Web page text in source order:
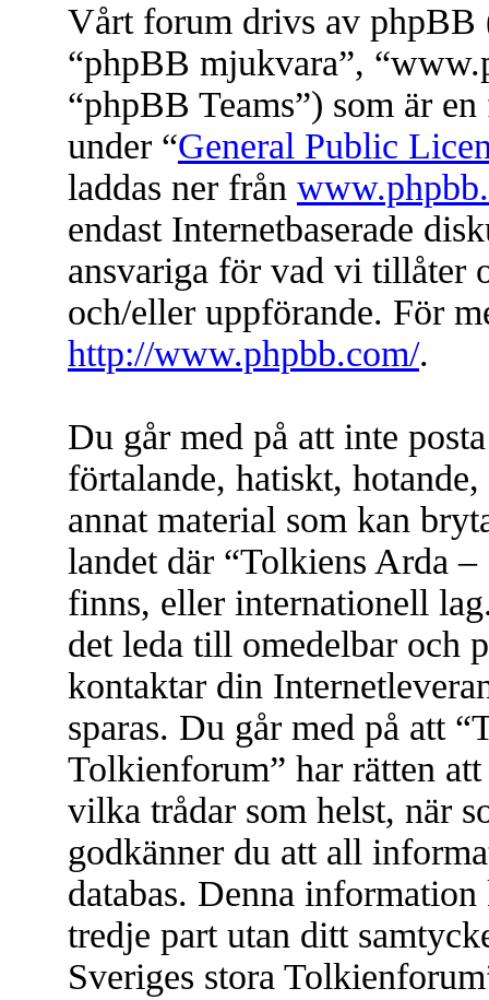
Vårt forum drivs av phpBB
“phpBB mjukvara”,
“phpBB Teams”) som är
under “General Public
laddas ner från
endast Internetbaserade
ansvariga för vad vi tillåter
och/eller uppförande. För
http://www.phpbb.com/.
Du går med på att inte
förtalande, hatiskt,
annat material som kan
landet där “Tolkiens Arda
finns, eller internationell
det leda till omedelbar och
kontaktar din
sparas. Du går med på att
Tolkienforum” har rätten
vilka trådar som helst, när
godkänner du att all
databas. Denna
tredje part utan ditt
Sveriges stora